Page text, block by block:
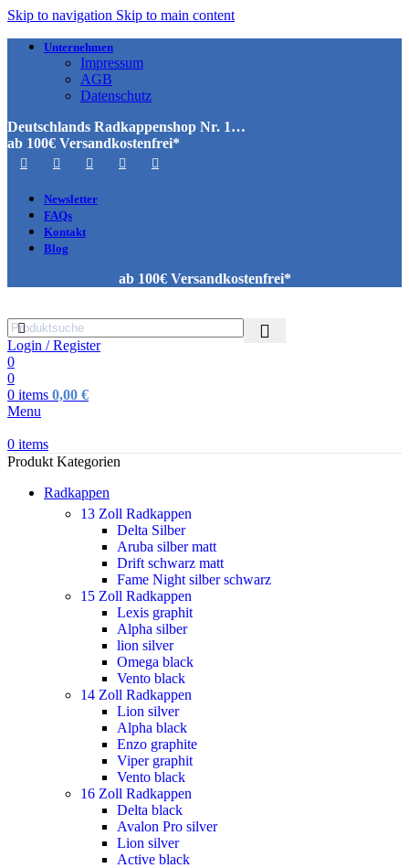
Skip to navigation Skip to main content
Unternehmen
Impressum
AGB
Datenschutz
Deutschlands Radkappenshop Nr. 1…
ab 100€ Versandkostenfrei*
Newsletter
FAQs
Kontakt
Blog
ab 100€ Versandkostenfrei*
Login / Register
0
0
0 items 0,00 €
Menu
0 items
Produkt Kategorien
Radkappen
13 Zoll Radkappen
Delta Silber
Aruba silber matt
Drift schwarz matt
Fame Night silber schwarz
15 Zoll Radkappen
Lexis graphit
Alpha silber
lion silver
Omega black
Vento black
14 Zoll Radkappen
Lion silver
Alpha black
Enzo graphite
Viper graphit
Vento black
16 Zoll Radkappen
Delta black
Avalon Pro silver
Lion silver
Active black